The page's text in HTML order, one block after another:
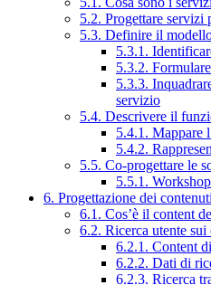
5.2. Progettare
5.3. Definire il
5.3.1.
5.3.2.
5.3.3.
servizio
5.4. Descrivere il
5.4.1. Mappare
5.4.2.
5.5. Co-progettare le
5.5.1.
6. Progettazione dei contenuti
6.1. Cos’è il content
6.2. Ricerca utente
6.2.1. Content
6.2.2. Dati di
6.2.3. Ricerca